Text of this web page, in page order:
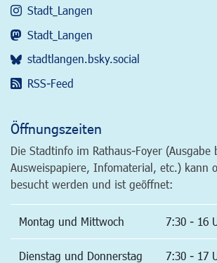
Stadt_Langen
Stadt_Langen
stadtlangen.bsky.social
RSS-Feed
Öffnungszeiten
Die Stadtinfo im Rathaus-Foyer (Ausgabe
Ausweispapiere, Infomaterial, etc.) kann
besucht werden und ist geöffnet:
Montag und Mittwoch 7:30 - 16
Dienstag und Donnerstag 7:30 - 17